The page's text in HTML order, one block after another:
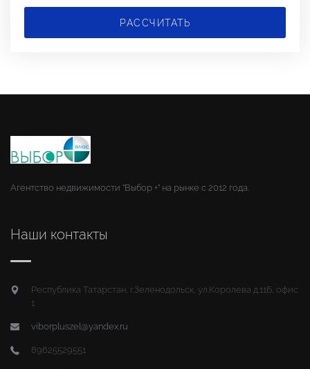
РАССЧИТАТЬ
Агентство недвижимости "Выбор +" на рынке с 2012 года.
Наши контакты
Республика Татарстан, г.Зеленодольск, ул.Королева д.11Б, офис
1
viborpluszel@yandex.ru
89625529551